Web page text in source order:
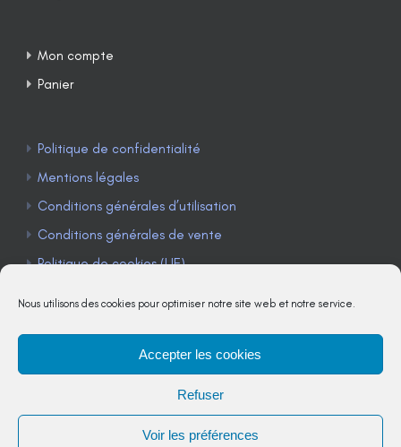
Nous utilisons des cookies pour optimiser notre site web et notre service.
Accepter les cookies
Refuser
Voir les préférences
Mon compte
Panier
Politique de confidentialité
Mentions légales
Conditions générales d’utilisation
Conditions générales de vente
Politique de cookies (UE)
TÉLÉPHONE : 04 90 85 22 98